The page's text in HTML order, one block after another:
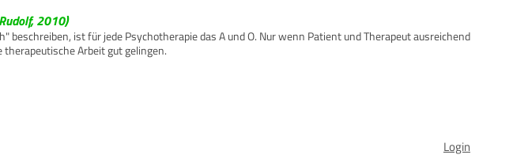
2010)
ist für jede Psychotherapie das A und O. Nur wenn Patient und Therapeut ausreichend
Arbeit gut gelingen.
Login